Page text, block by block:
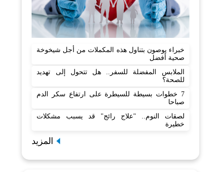
خبراء يوصون بتناول هذه المكملات من أجل شيخوخة
صحية أفضل
الملابس المفضلة للسفر.. هل تتحول إلى تهديد
للصحة؟
7 خطوات بسيطة للسيطرة على ارتفاع سكر الدم
صباحا
لصقات النوم.. "علاج رائج" قد يسبب مشكلات
خطيرة
المزيد